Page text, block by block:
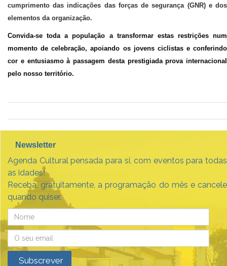
cumprimento das indicações das forças de segurança (GNR) e dos
elementos da organização.
Convida-se toda a população a transformar estas restrições num
momento de celebração, apoiando os jovens ciclistas e conferindo
cor e entusiasmo à passagem desta prestigiada prova internacional
pelo nosso território.
Newsletter
Agenda Cultural pensada para si, com eventos para todas
as idades!
Receba, gratuitamente, a programação do mês e cancele
quando quiser.